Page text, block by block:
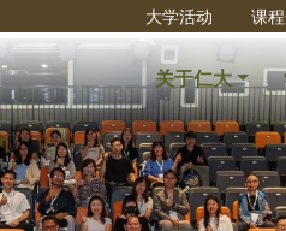
大学活动 课
关于仁大